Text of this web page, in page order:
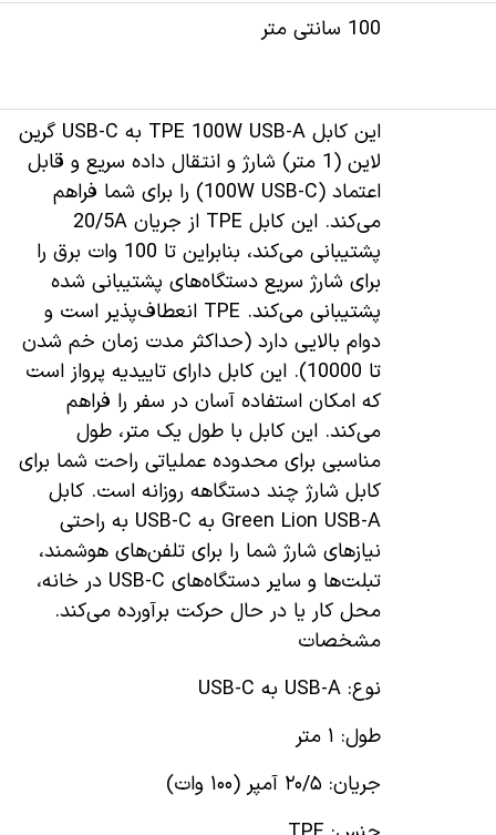
100 سانتی متر
این کابل TPE 100W USB-A به USB-C گرین
لاین (1 متر) شارژ و انتقال داده سریع و قابل
اعتماد (100W USB-C) را برای شما فراهم
می‌کند. این کابل TPE از جریان 20/5A
پشتیبانی می‌کند، بنابراین تا 100 وات برق را
برای شارژ سریع دستگاه‌های پشتیبانی شده
پشتیبانی می‌کند. TPE انعطاف‌پذیر است و
دوام بالایی دارد (حداکثر مدت زمان خم شدن
تا 10000). این کابل دارای تاییدیه پرواز است
که امکان استفاده آسان در سفر را فراهم
می‌کند. این کابل با طول یک متر، طول
مناسبی برای محدوده عملیاتی راحت شما برای
کابل شارژ چند دستگاهه روزانه است. کابل
Green Lion USB-A به USB-C به راحتی
نیازهای شارژ شما را برای تلفن‌های هوشمند،
تبلت‌ها و سایر دستگاه‌های USB-C در خانه،
محل کار یا در حال حرکت برآورده می‌کند.
مشخصات
نوع: USB-A به USB-C
طول: ۱ متر
جریان: ۲۰/۵ آمپر (۱۰۰ وات)